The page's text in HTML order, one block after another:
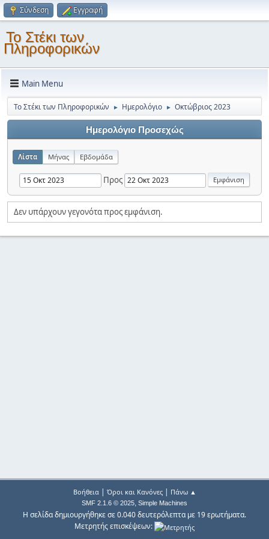
Σύνδεση Εγγραφή
Το Στέκι των
Πληροφορικών
Main Menu
Το Στέκι των Πληροφορικών ► Ημερολόγιο ► Οκτώβριος 2023
Ημερολόγιο Προσεχώς
Λίστα Μήνας Εβδομάδα
Προς
Δεν υπάρχουν γεγονότα προς εμφάνιση.
Βοήθεια| Όροι και Κανόνες| Πάνω ▲
SMF 2.1.6 © 2025, Simple Machines
Η σελίδα δημιουργήθηκε σε 0.040 δευτερόλεπτα με 19 ερωτήματα.
Μετρητής επισκέψεων: